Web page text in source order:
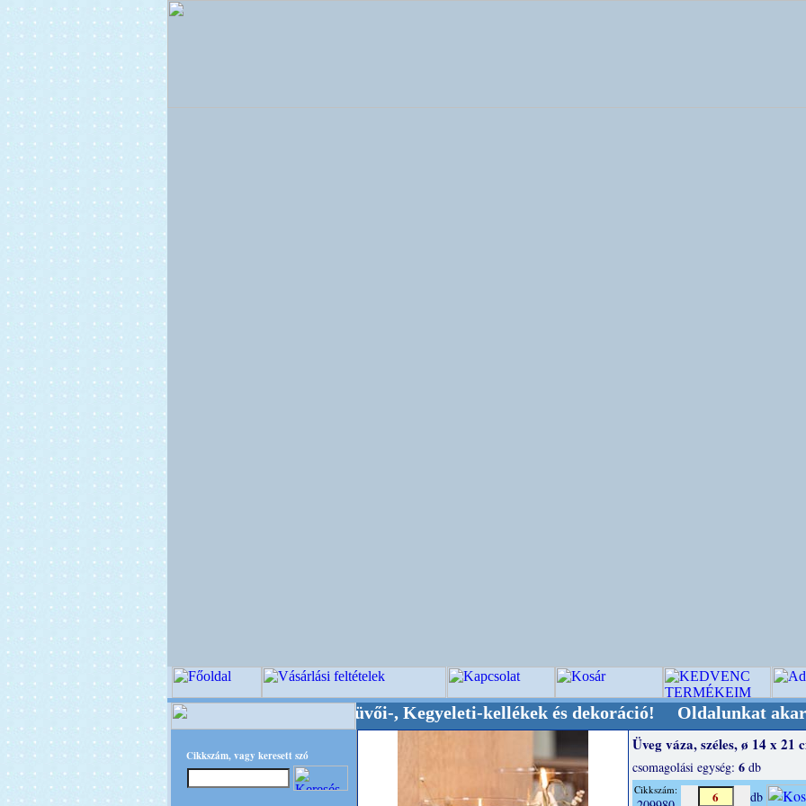
Cikkszám, vagy keresett szó
Minőségi Virágkötészeti-, Esküvői-, Kegyeleti-kellékek és dekoráció! Oldalunkat akarattal
Üveg váza, széles, ø 14 x 21
csomagolási egység: 6db
Cikkszám: db